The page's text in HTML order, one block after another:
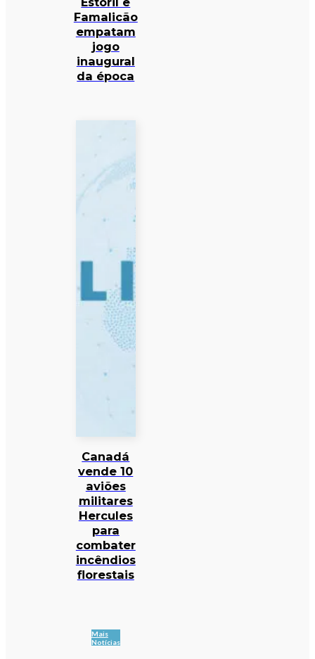
Famalicão
empatam
jogo
inaugural
da época
Canadá
vende 10
aviões
militares
Hercules
para
combater
incêndios
florestais
Mais
Notícias